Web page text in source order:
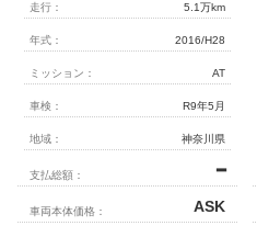
走行： 5.1万km
年式： 2016/H28
ミッション： AT
車検： R9年5月
地域： 神奈川県
支払総額： ━
車両本体価格： ASK